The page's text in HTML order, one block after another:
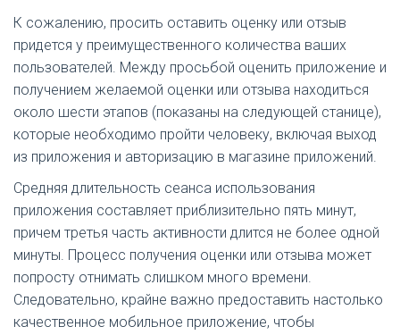
К сожалению, просить оставить оценку или отзыв
придется у преимущественного количества ваших
пользователей. Между просьбой оценить приложение и
получением желаемой оценки или отзыва находиться
около шести этапов (показаны на следующей станице),
которые необходимо пройти человеку, включая выход
из приложения и авторизацию в магазине приложений.
Средняя длительность сеанса использования
приложения составляет приблизительно пять минут,
причем третья часть активности длится не более одной
минуты. Процесс получения оценки или отзыва может
попросту отнимать слишком много времени.
Следовательно, крайне важно предоставить настолько
качественное мобильное приложение, чтобы